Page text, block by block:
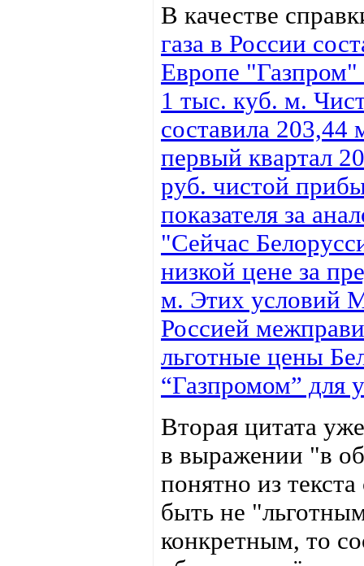
В качестве
газа в России
Европе "Газпром"
1 тыс. куб. м.
составила 203,44
первый квартал
руб. чистой
показателя за
"Сейчас
низкой цене за
м. Этих условий
Россией
льготные цены
“Газпромом” для
Вторая цитата
в выражении "в
понятно из
быть не
конкретным, то